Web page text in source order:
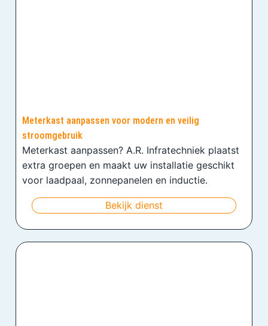
Meterkast aanpassen voor modern en veilig
stroomgebruik
Meterkast aanpassen? A.R. Infratechniek plaatst
extra groepen en maakt uw installatie geschikt
voor laadpaal, zonnepanelen en inductie.
Bekijk dienst